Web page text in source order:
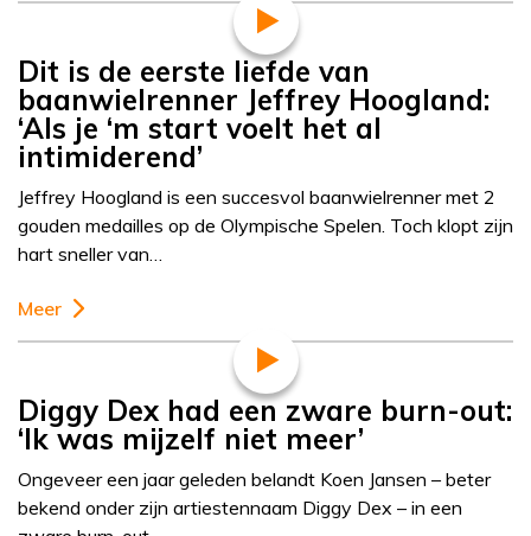
Dit is de eerste liefde van
baanwielrenner Jeffrey Hoogland:
‘Als je ‘m start voelt het al
intimiderend’
Jeffrey Hoogland is een succesvol baanwielrenner met 2
gouden medailles op de Olympische Spelen. Toch klopt zijn
hart sneller van…
Meer
Diggy Dex had een zware burn-out:
‘Ik was mijzelf niet meer’
Ongeveer een jaar geleden belandt Koen Jansen – beter
bekend onder zijn artiestennaam Diggy Dex – in een